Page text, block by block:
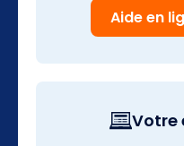
Aide en
Votre